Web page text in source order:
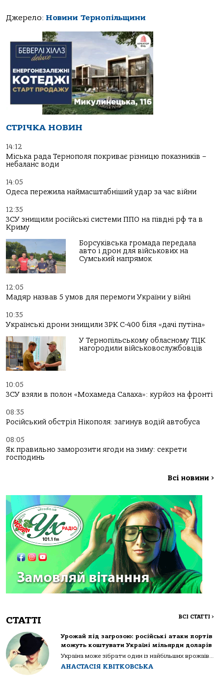
Джерело: Новини Тернопільщини
СТРІЧКА НОВИН
14:12
Міська рада Тернополя покриває різницю показників –
небаланс води
14:05
Одеса пережила наймасштабніший удар за час війни
12:35
ЗСУ знищили російські системи ППО на півдні рф та в
Криму
Борсуківська громада передала
авто і дрон для військових на
Сумський напрямок
12:05
Мадяр назвав 5 умов для перемоги України у війні
10:35
Українські дрони знищили ЗРК С-400 біля «дачі путіна»
У Тернопільському обласному ТЦК
нагородили військовослужбовців
10:05
ЗСУ взяли в полон «Мохамеда Салаха»: курйоз на фронті
08:35
Російський обстріл Нікополя: загинув водій автобуса
08:05
Як правильно заморозити ягоди на зиму: секрети
господинь
Всі новини >
СТАТТІ ВСІ СТАТТІ >
Урожай під загрозою: російські атаки портів
можуть коштувати Україні мільярди доларів
Україна може зібрати один із найбільших врожаїв...
АНАСТАСІЯ КВІТКОВСЬКА